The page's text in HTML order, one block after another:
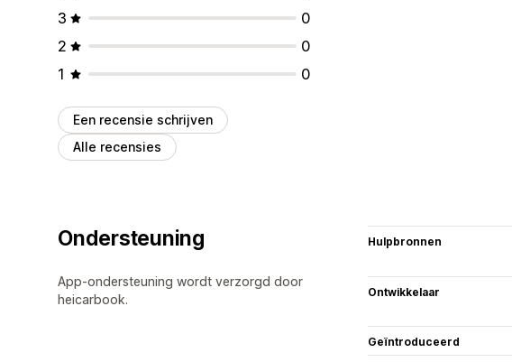
3
0
2
0
1
0
Een recensie schrijven
Alle recensies
Ondersteuning
App-ondersteuning wordt verzorgd door
heicarbook.
Hulpbronnen
Ontwikkelaar
Geïntroduceerd